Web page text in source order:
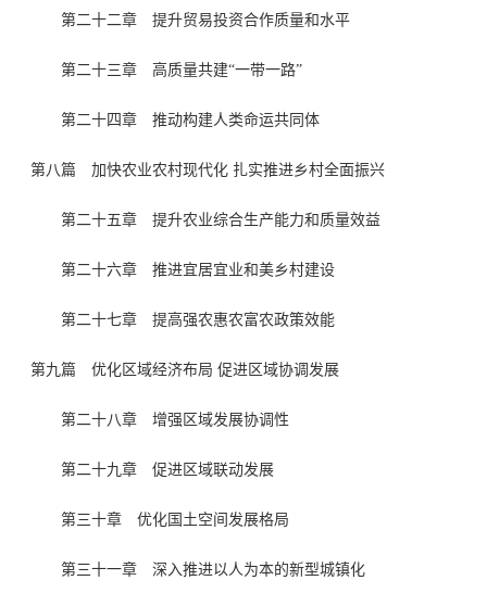
第二十二章 提升贸易投资合作质量和水平
第二十三章 高质量共建“一带一路”
第二十四章 推动构建人类命运共同体
第八篇 加快农业农村现代化 扎实推进乡村全面振兴
第二十五章 提升农业综合生产能力和质量效益
第二十六章 推进宜居宜业和美乡村建设
第二十七章 提高强农惠农富农政策效能
第九篇 优化区域经济布局 促进区域协调发展
第二十八章 增强区域发展协调性
第二十九章 促进区域联动发展
第三十章 优化国土空间发展格局
第三十一章 深入推进以人为本的新型城镇化